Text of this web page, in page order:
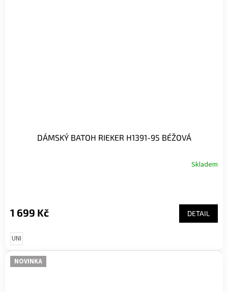
DÁMSKÝ BATOH RIEKER H1391-95 BÉŽOVÁ
Skladem
1 699 Kč DETAIL
UNI
NOVINKA